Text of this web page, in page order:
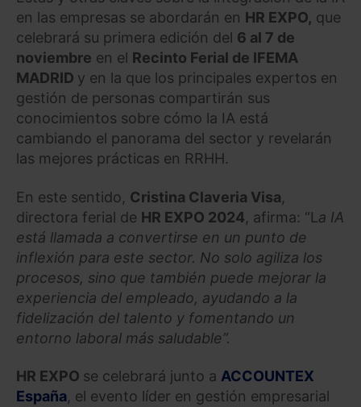
en las empresas se abordarán en HR EXPO, que
celebrará su primera edición del 6 al 7 de
noviembre en el Recinto Ferial de IFEMA
MADRID y en la que los principales expertos en
gestión de personas compartirán sus
conocimientos sobre cómo la IA está
cambiando el panorama del sector y revelarán
las mejores prácticas en RRHH.
En este sentido, Cristina Claveria Visa,
directora ferial de HR EXPO 2024, afirma: “L a IA
está llamada a convertirse en un punto de
inflexión para este sector. No solo agiliza los
procesos, sino que también puede mejorar la
experiencia del empleado, ayudando a la
fidelización del talento y fomentando un
entorno laboral más saludable”.
HR EXPO se celebrará junto a ACCOUNTEX
España, el evento líder en gestión empresarial